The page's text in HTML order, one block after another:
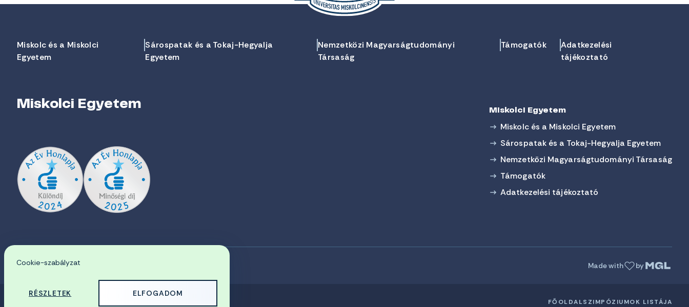
Miskolc és a Miskolci
Egyetem
Sárospatak és a Tokaj-Hegyalja
Egyetem
Nemzetközi Magyarságtudományi
Társaság
Támogatók
Adatkezelési
tájékoztató
Miskolci Egyetem Miskolci Egyetem
Miskolc és a Miskolci Egyetem
Sárospatak és a Tokaj-Hegyalja Egyetem
Nemzetközi Magyarságtudományi Társaság
Támogatók
Adatkezelési tájékoztató
EN Made with by
FŐOLDALSZIMPÓZIUMOK LISTÁJA
Cookie-szabályzat
RÉSZLETEK ELFOGADOM